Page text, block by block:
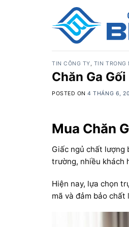
TIN CÔNG TY, TIN TRONG
Chăn Ga
POSTED ON4 THÁNG 6,
Mua Chăn
Giấc ngủ chất lượng
trường, nhiều khách
Hiện nay, lựa chọn
mã và đảm bảo chất